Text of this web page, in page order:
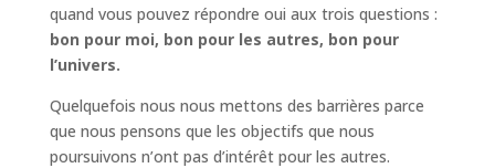
quand vous pouvez répondre oui aux trois questions :
bon pour moi, bon pour les autres, bon pour
l’univers.
Quelquefois nous nous mettons des barrières parce
que nous pensons que les objectifs que nous
poursuivons n’ont pas d’intérêt pour les autres.